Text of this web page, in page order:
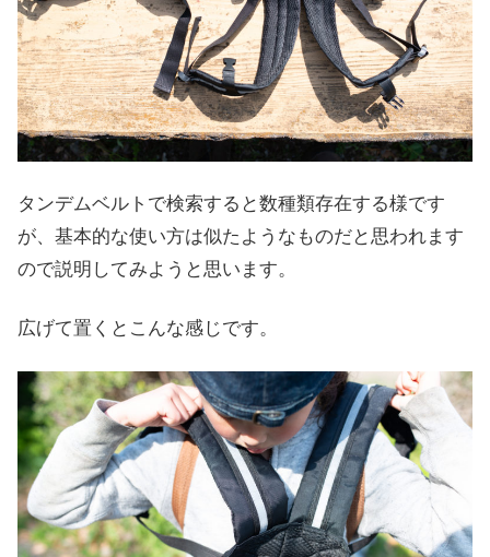
タンデムベルトで検索すると数種類存在する様です
が、基本的な使い方は似たようなものだと思われます
ので説明してみようと思います。
広げて置くとこんな感じです。